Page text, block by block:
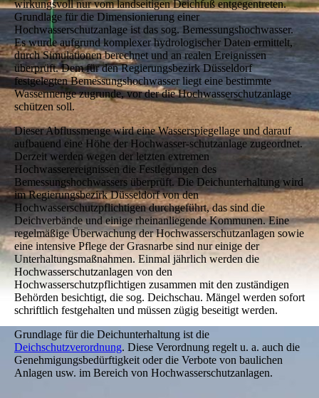
wirkungsvoll nur vom landseitigen Deichfuß entgegentreten.
Grundlage für die Dimensionierung einer
Hochwasserschutzanlage ist das sog. Bemessungshochwasser.
Es wurde aufgrund komplexer hydrologischer Daten ermittelt,
durch Simulationen berechnet und an realen Ereignissen
überprüft. Dem für den Regierungsbezirk Düsseldorf
festgelegten Bemessungshochwasser liegt eine bestimmte
Wassermenge zugrunde, vor der die Hochwasserschutzanlage
schützen soll.
Dieser Abflussmenge wird eine Wasserspiegellage und darauf
aufbauend eine Höhe der Hochwasser-schutzanlage zugeordnet.
Derzeit werden wegen der letzten extremen
Hochwasserereignissen die Festlegungen des
Bemessungshochwassers überprüft. Die Deichunterhaltung wird
im Regierungsbezirk Düsseldorf von den
Hochwasserschutzpflichtigen durchgeführt, das sind die
Deichverbände und einige rheinanliegende Kommunen. Eine
regelmäßige Überwachung der Hochwasserschutzanlagen sowie
eine intensive Pflege der Grasnarbe sind nur einige der
Unterhaltungsmaßnahmen. Einmal jährlich werden die
Hochwasserschutzanlagen von den
Hochwasserschutzpflichtigen zusammen mit den zuständigen
Behörden besichtigt, die sog. Deichschau. Mängel werden sofort
schriftlich festgehalten und müssen zügig beseitigt werden.
Grundlage für die Deichunterhaltung ist die
Deichschutzverordnung. Diese Verordnung regelt u. a. auch die
Genehmigungsbedürftigkeit oder die Verbote von baulichen
Anlagen usw. im Bereich von Hochwasserschutzanlagen.